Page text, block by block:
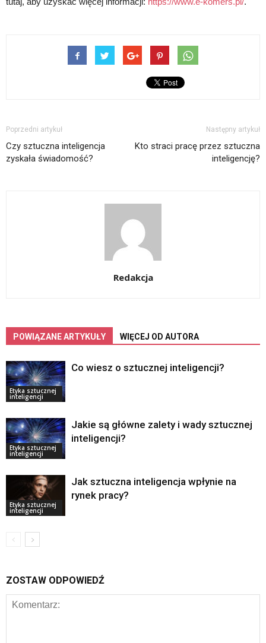
Poprzedni artykuł
Czy sztuczna inteligencja
zyskała świadomość?
Następny artykuł
Kto straci pracę przez sztuczna
inteligencję?
Redakcja
POWIĄZANE ARTYKUŁY WIĘCEJ OD AUTORA
Etyka sztucznej
inteligencji
Co wiesz o sztucznej inteligencji?
Etyka sztucznej
inteligencji
Jakie są główne zalety i wady sztucznej
inteligencji?
Etyka sztucznej
inteligencji
Jak sztuczna inteligencja wpłynie na
rynek pracy?
ZOSTAW ODPOWIEDŹ